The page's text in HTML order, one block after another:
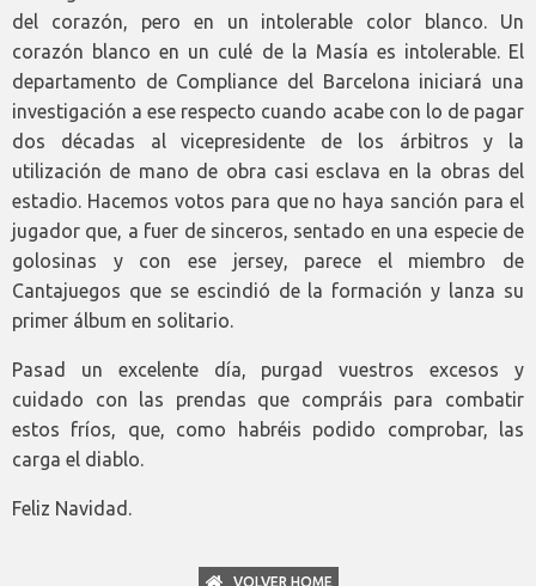
del corazón, pero en un intolerable color blanco. Un
corazón blanco en un culé de la Masía es intolerable. El
departamento de Compliance del Barcelona iniciará una
investigación a ese respecto cuando acabe con lo de pagar
dos décadas al vicepresidente de los árbitros y la
utilización de mano de obra casi esclava en la obras del
estadio. Hacemos votos para que no haya sanción para el
jugador que, a fuer de sinceros, sentado en una especie de
golosinas y con ese jersey, parece el miembro de
Cantajuegos que se escindió de la formación y lanza su
primer álbum en solitario.
Pasad un excelente día, purgad vuestros excesos y
cuidado con las prendas que compráis para combatir
estos fríos, que, como habréis podido comprobar, las
carga el diablo.
Feliz Navidad.
VOLVER HOME